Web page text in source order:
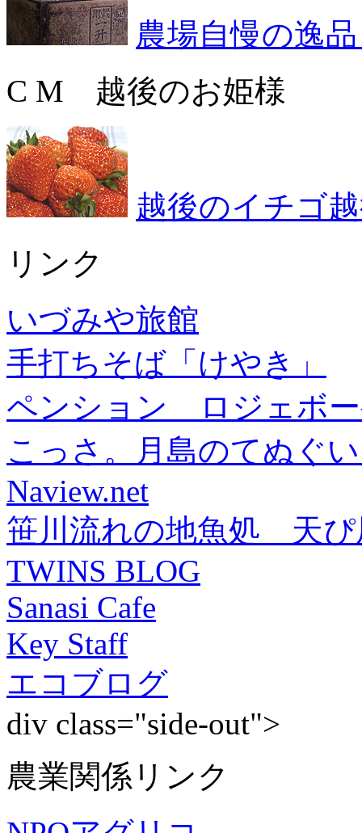
農場自慢の逸
C M 越後のお姫様
越後のイチゴ
リンク
いづみや旅館
手打ちそば「けやき」
ペンション ロジェボ
こっさ。月島のてぬぐ
Naview.net
笹川流れの地魚処 天ぴ
TWINS BLOG
Sanasi Cafe
Key Staff
エコブログ
div class="side-out">
農業関係リンク